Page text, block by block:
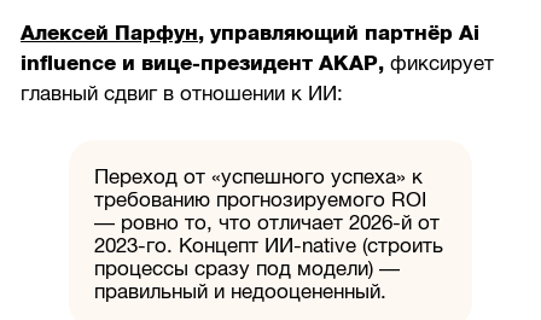
Алексей Парфун, управляющий партнёр Ai
influence и вице-президент АКАР,фиксирует
главный сдвиг в отношении к ИИ:
Переход от «успешного успеха» к
требованию прогнозируемого ROI
— ровно то, что отличает 2026-й от
2023-го. Концепт ИИ-native (строить
процессы сразу под модели) —
правильный и недооцененный.